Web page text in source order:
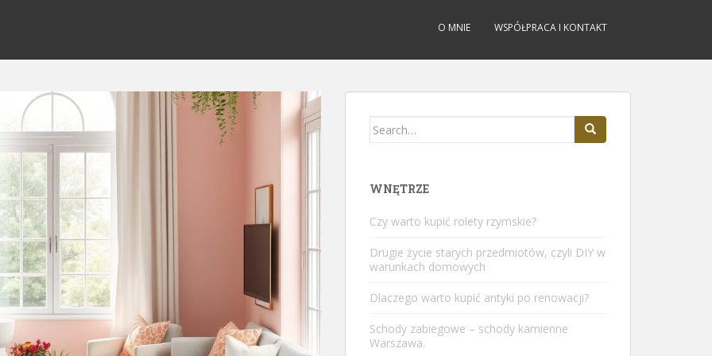
O MNIE WSPÓŁPRACA I KONTAKT
Search
WNĘTRZE
Czy warto kupić rolety rzymskie?
Drugie życie starych przedmiotów, czyli DIY w
warunkach domowych
Dlaczego warto kupić antyki po renowacji?
Schody zabiegowe – schody kamienne
Warszawa.